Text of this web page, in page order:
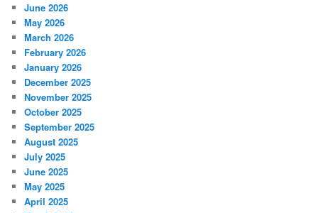
June 2026
May 2026
March 2026
February 2026
January 2026
December 2025
November 2025
October 2025
September 2025
August 2025
July 2025
June 2025
May 2025
April 2025